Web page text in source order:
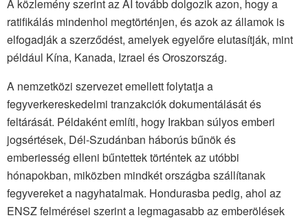
A közlemény szerint az AI tovább dolgozik azon, hogy a
ratifikálás mindenhol megtörténjen, és azok az államok is
elfogadják a szerződést, amelyek egyelőre elutasítják, mint
például Kína, Kanada, Izrael és Oroszország.
A nemzetközi szervezet emellett folytatja a
fegyverkereskedelmi tranzakciók dokumentálását és
feltárását. Példaként említi, hogy Irakban súlyos emberi
jogsértések, Dél-Szudánban háborús bűnök és
emberiesség elleni bűntettek történtek az utóbbi
hónapokban, miközben mindkét országba szállítanak
fegyvereket a nagyhatalmak. Hondurasba pedig, ahol az
ENSZ felmérései szerint a legmagasabb az emberölések